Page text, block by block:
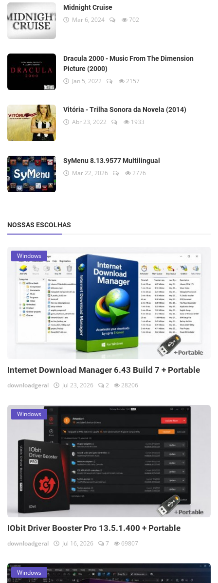
Midnight Cruise
Mar 6, 2024 702
Dracula 2000 - Music From The Dimension
Picture (2000)
Jan 5, 2022 2157
Vitória - Trilha Sonora da Novela (2014)
Abr 23, 2022 1933
SyMenu 8.13.9577 Multilingual
Mar 22, 2026 2776
NOSSAS ESCOLHAS
Windows
Internet Download Manager 6.43 Build 7 + Portable
downloadgeral Jul 23, 2026 2 28206
Windows
IObit Driver Booster Pro 13.5.1.400 + Portable
downloadgeral Jul 16, 2026 7 69807
Windows